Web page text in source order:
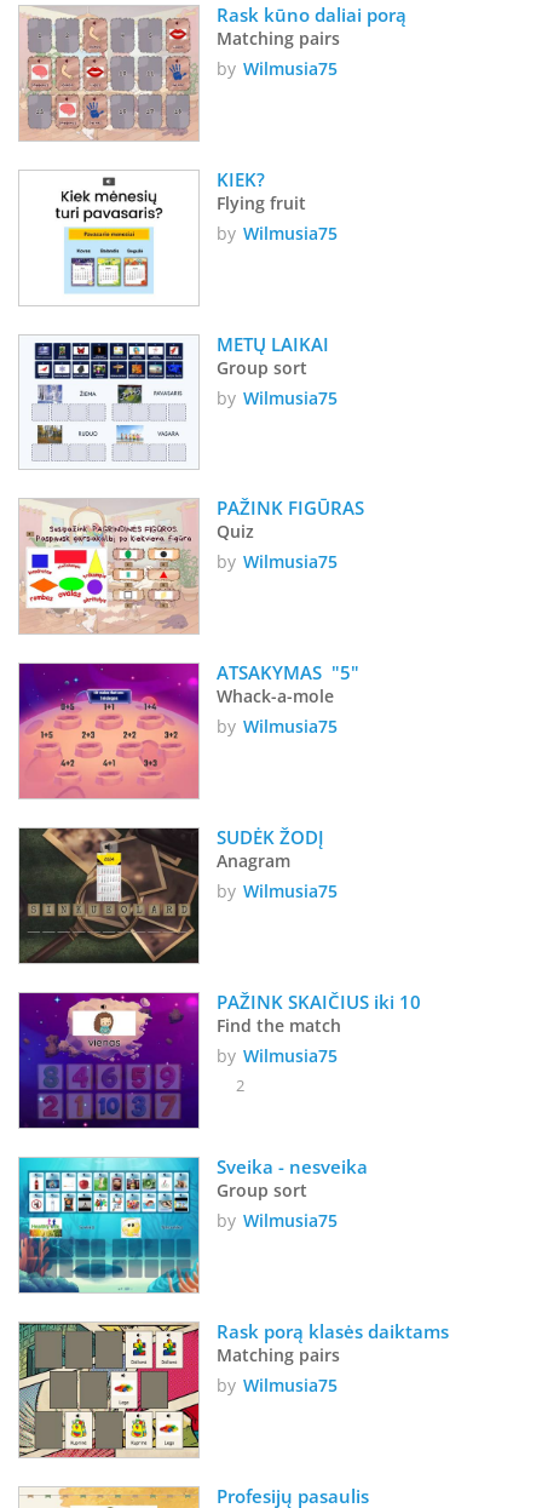
Rask kūno daliai porą
Matching pairs
by Wilmusia75
KIEK?
Flying fruit
by Wilmusia75
Group sort
by Wilmusia75
PAŽINK FIGŪRAS
Quiz
by Wilmusia75
ATSAKYMAS  "5"
Whack-a-mole
by Wilmusia75
SUDĖK ŽODĮ
Anagram
by Wilmusia75
PAŽINK SKAIČIUS iki 10
Find the match
by Wilmusia75
2
Sveika - nesveika
Group sort
by Wilmusia75
Rask porą klasės daiktams
Matching pairs
by Wilmusia75
Profesijų pasaulis